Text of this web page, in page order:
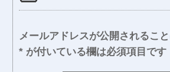
メールアドレスが公開されること
* が付いている欄は必須項目です